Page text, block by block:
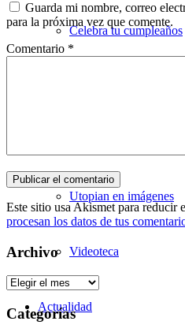
Celebra tu cumpleaños
Utopian en imágenes
Videoteca
Actualidad
Guarda mi nombre, correo
para la próxima vez que comente.
Comentario *
Este sitio usa Akismet para reducir
procesan los datos de tus
Archivo
Archivo
Categorías